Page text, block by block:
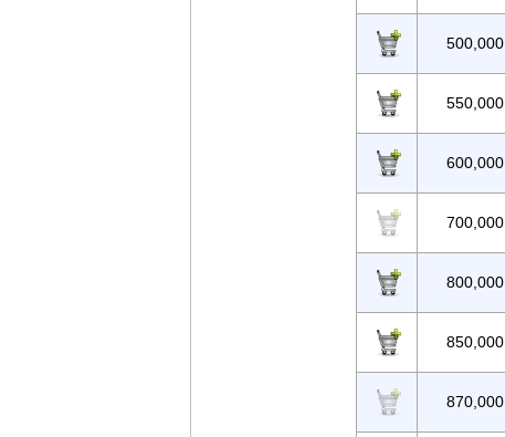
500,000
550,000
600,000
700,000
800,000
850,000
870,000